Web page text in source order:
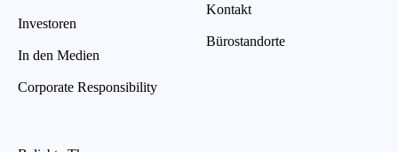
Investoren
In den Medien
Corporate Responsibility
Kontakt
Bürostandorte